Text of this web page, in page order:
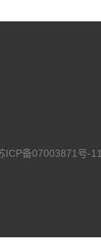
ICP备07003871号-11